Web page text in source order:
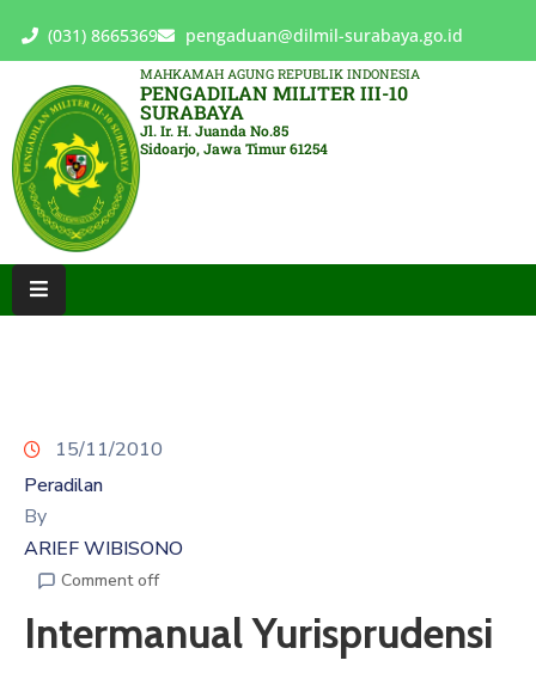
(031) 8665369 pengaduan@dilmil-surabaya.go.id
MAHKAMAH AGUNG REPUBLIK INDONESIA
PENGADILAN MILITER III-10
SURABAYA
Jl. Ir. H. Juanda No.85
Sidoarjo, Jawa Timur 61254
BERANDA
TENTANG
PENGADILAN
LAYANAN
HUKUM
LAYANAN
KINERJA
RB
ARTIKEL
GALERI
15/11/2010
Peradilan
By
ARIEF WIBISONO
Comment off
Intermanual Yurisprudensi